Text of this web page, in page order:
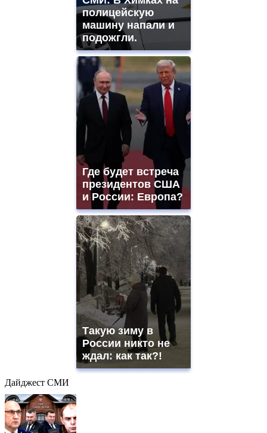
полицейскую
машину напали и
подожгли.
Где будет встреча
президентов США
и России: Европа?
Такую зиму в
России никто не
ждал: как так?!
Дайджест СМИ